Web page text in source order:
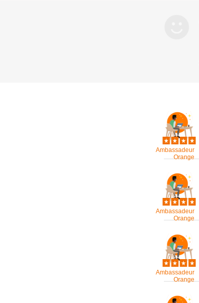
Ambassadeur
Orange
Ambassadeur
Orange
Ambassadeur
Orange